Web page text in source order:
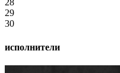
28
29
30
исполнители